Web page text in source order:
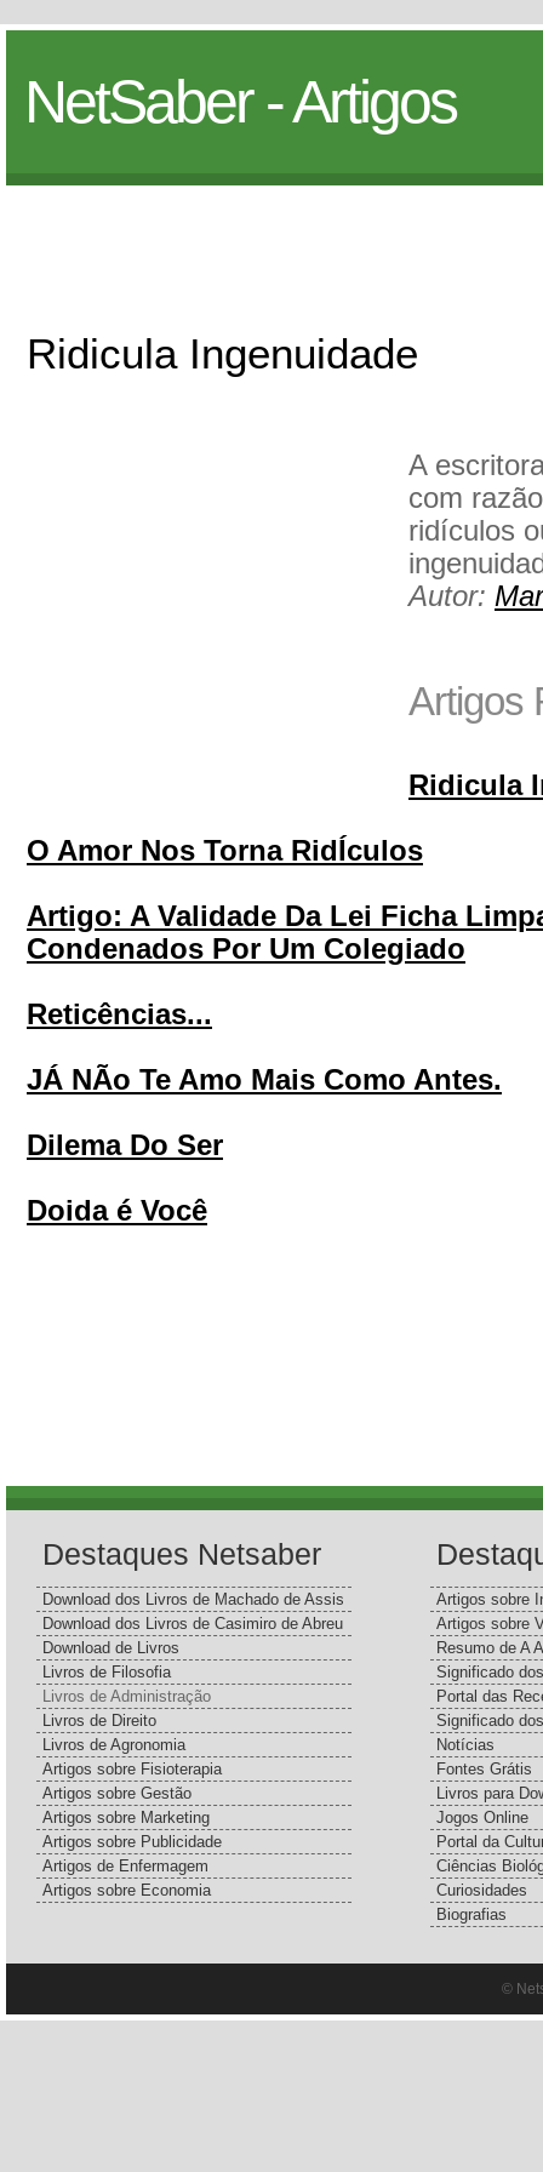
NetSaber - Artigos
Ridicula Ingenuidade
A
com
ridículos
Autor:
Artigos
Ridicula
O Amor Nos Torna RidÍculos
Artigo: A Validade Da Lei Ficha
Condenados Por Um Colegiado
Reticências...
JÁ NÃo Te Amo Mais Como Antes.
Dilema Do Ser
Doida é Você
Destaques Netsaber
Download dos Livros de Machado de Assis
Download dos Livros de Casimiro de Abreu
Download de Livros
Livros de Filosofia
Livros de Administração
Livros de Direito
Livros de Agronomia
Artigos sobre Fisioterapia
Artigos sobre Gestão
Artigos sobre Marketing
Artigos sobre Publicidade
Artigos de Enfermagem
Artigos sobre Economia
Artigos sobre
Artigos sobre
Resumo de A
Significado
Portal das
Significado
Notícias
Fontes Grátis
Livros para
Jogos Online
Portal da
Ciências
Curiosidades
Biografias
©